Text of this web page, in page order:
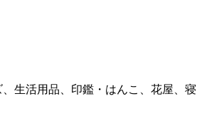
生活用品、印鑑・はんこ、花屋、寝